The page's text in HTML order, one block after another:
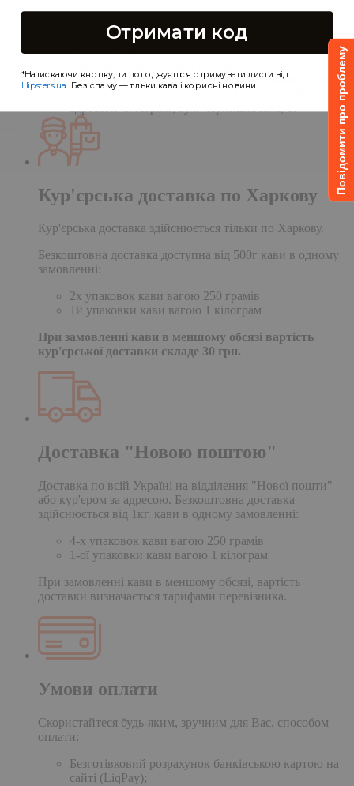
Повідомити про проблему
Самовивіз дає Вам можливість оформити
замовлення на сайті, а забрати його в нашій
кав'ярні. Деталі:
протягом однієї доби після обробки замовлення;
Чекаємо Вас у гості в кав'ярні
за
Кур'єрська доставка по Харкову
Кур'єрська доставка здійснюється тільки по Харкову.
Безкоштовна доставка доступна від 500г кави в одному
замовленні:
2х упаковок кави вагою 250 грамів
1й упаковки кави вагою 1 кілограм
При замовленні кави в меншому обсязі вартість
кур'єрської доставки складе 30 грн.
Доставка "Новою поштою"
Доставка по всій Україні на відділення "Нової пошти"
або кур'єром за адресою. Безкоштовна доставка
здійснюється від 1кг. кави в одному замовленні:
4-х упаковок кави вагою 250 грамів
1-ої упаковки кави вагою 1 кілограм
При замовленні кави в меншому обсязі, вартість
доставки визначається тарифами перевізника.
Умови оплати
Скористайтеся будь-яким, зручним для Вас, способом
оплати:
Безготівковий розрахунок банківською картою на
сайті (LiqPay);
Отримати код
*Натискаючи кнопку, ти погоджуєшся отримувати листи від
Hipsters.ua. Без спаму — тільки кава і корисні новини.